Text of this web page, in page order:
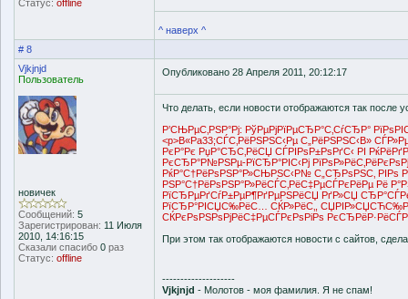
Статус: offline
^ наверх ^
# 8
Vjkjnjd
Пользователь
новичек
Сообщений: 5
Зарегистрирован: 11 Июля
2010, 14:16:15
Сказали спасибо 0 раз
Статус: offline
Опубликовано 28 Апреля 2011, 20:12:17
Что делать, если новости отображаются так после
Р’СЊРµС‚РЅР°Рј: РўРµРјРїРµСЂР°С‚СѓСЂР°
<p>В«Рa33;СЃС‚РёРЅРЅС‹Рµ С„РёРЅРЅС‹В»
РєР°Рє РџР°СЂС‚РёСЏ СЃРІРѕР±РѕРґС‹ РІ
РєСЂР°Р№РЅРµ-РїСЂР°РІС‹Рј
РќР°С†РёРѕРЅР°Р»СЊРЅС‹Р№ С„СЂРѕРЅС‚
РЅР°С†РёРѕРЅР°Р»РёСЃС‚РёС‡РµСЃРєРёРµ Рё
РїСЂРµРґСѓР±РµР¶РґРµРЅРёСЏ РґР»СЏ
РїСЂР°РІСЏС‰РёС… СЌР»РёС‚,
СЌРєРѕРЅРѕРјРёС‡РµСЃРєРѕРіРѕ
При этом так отображаются новости с сайтов,
--------------------
Vjkjnjd - Молотов - моя фамилия. Я не спам!